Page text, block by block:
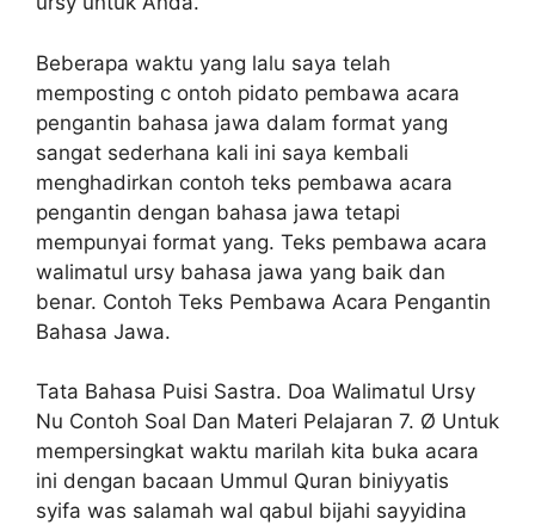
Beberapa waktu yang lalu saya telah
memposting c ontoh pidato pembawa acara
pengantin bahasa jawa dalam format yang
sangat sederhana kali ini saya kembali
menghadirkan contoh teks pembawa acara
pengantin dengan bahasa jawa tetapi
mempunyai format yang. Teks pembawa acara
walimatul ursy bahasa jawa yang baik dan
benar. Contoh Teks Pembawa Acara Pengantin
Bahasa Jawa.
Tata Bahasa Puisi Sastra. Doa Walimatul Ursy
Nu Contoh Soal Dan Materi Pelajaran 7. Ø Untuk
mempersingkat waktu marilah kita buka acara
ini dengan bacaan Ummul Quran biniyyatis
syifa was salamah wal qabul bijahi sayyidina